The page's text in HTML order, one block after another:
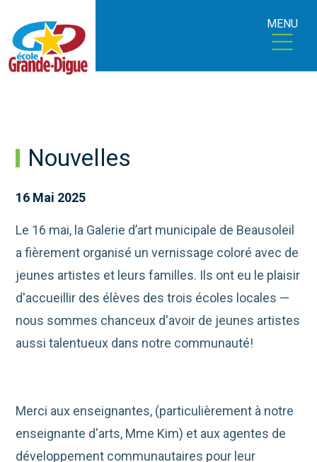
MENU
Nouvelles
16 Mai 2025
Le 16 mai, la Galerie d’art municipale de Beausoleil
a fièrement organisé un vernissage coloré avec de
jeunes artistes et leurs familles. Ils ont eu le plaisir
d'accueillir des élèves des trois écoles locales —
nous sommes chanceux d'avoir de jeunes artistes
aussi talentueux dans notre communauté!
Merci aux enseignantes, (particulièrement à notre
enseignante d'arts, Mme Kim) et aux agentes de
développement communautaires pour leur